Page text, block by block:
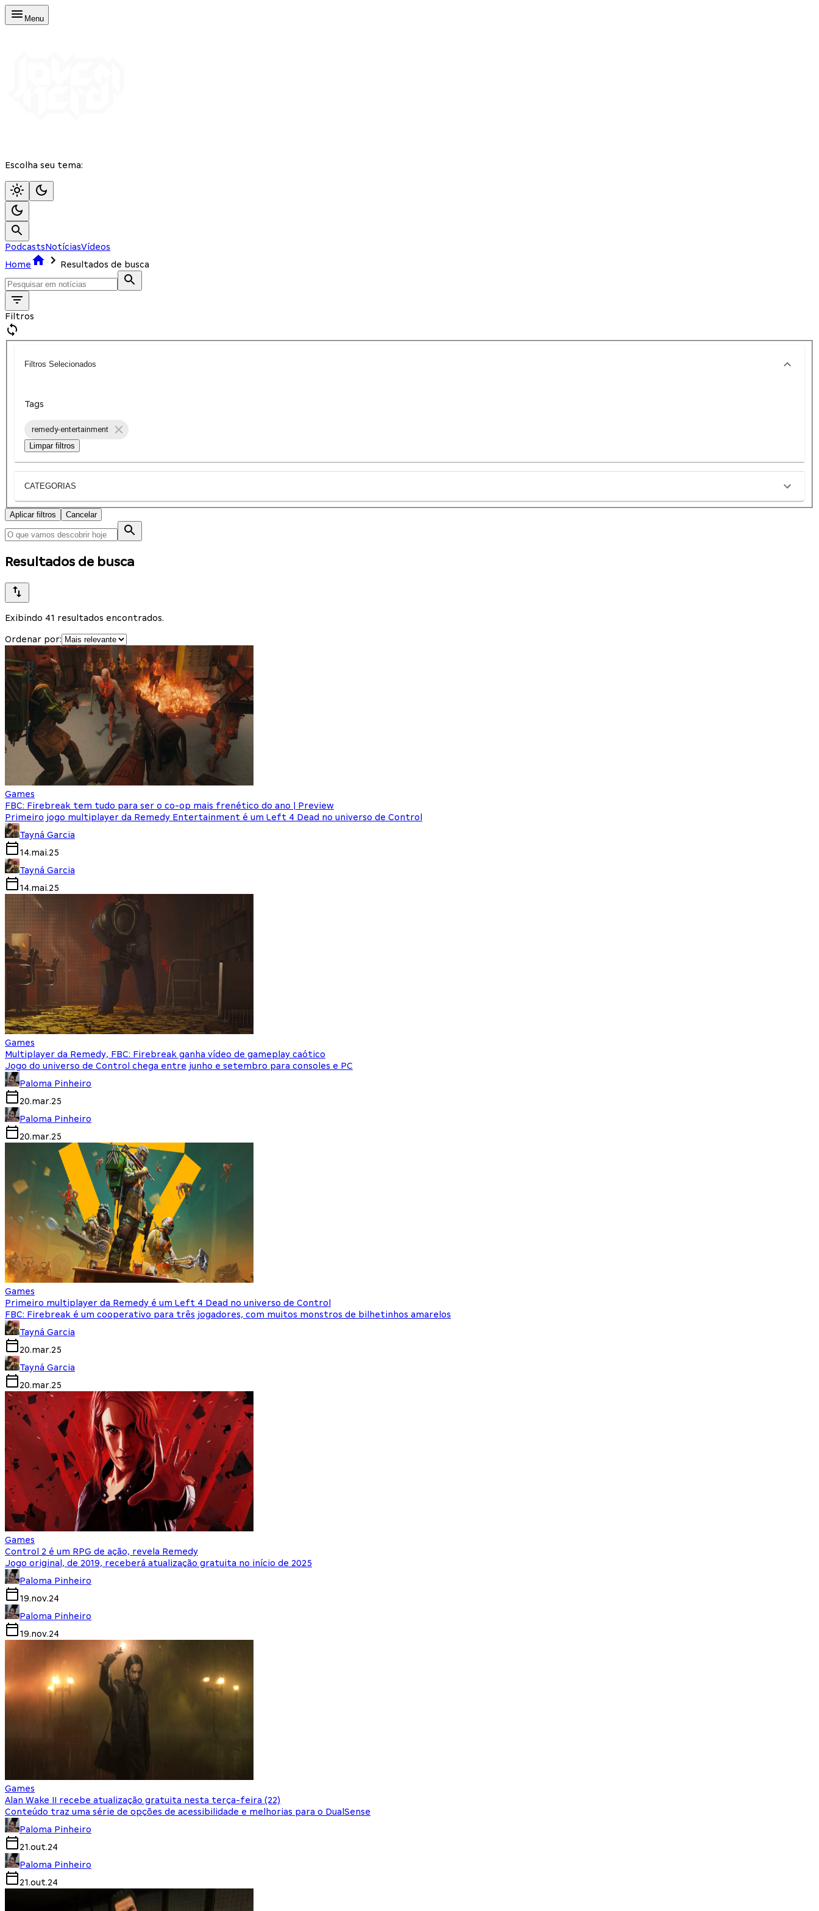
Menu
Escolha seu tema:
PodcastsNotíciasVídeos
Home
Resultados de busca
Filtros
Filtros Selecionados
Tags
remedy-entertainment
Limpar filtros
CATEGORIAS
Aplicar filtros Cancelar
Resultados de busca
Exibindo 41 resultados encontrados.
Ordenar por:
Games
FBC: Firebreak tem tudo para ser o co-op mais frenético do ano | Preview
Primeiro jogo multiplayer da Remedy Entertainment é um Left 4 Dead no universo de Control
Tayná Garcia
14.mai.25
Tayná Garcia
14.mai.25
Games
Multiplayer da Remedy, FBC: Firebreak ganha vídeo de gameplay caótico
Jogo do universo de Control chega entre junho e setembro para consoles e PC
Paloma Pinheiro
20.mar.25
Paloma Pinheiro
20.mar.25
Games
Primeiro multiplayer da Remedy é um Left 4 Dead no universo de Control
FBC: Firebreak é um cooperativo para três jogadores, com muitos monstros de bilhetinhos amarelos
Tayná Garcia
20.mar.25
Tayná Garcia
20.mar.25
Games
Control 2 é um RPG de ação, revela Remedy
Jogo original, de 2019, receberá atualização gratuita no início de 2025
Paloma Pinheiro
19.nov.24
Paloma Pinheiro
19.nov.24
Games
Alan Wake II recebe atualização gratuita nesta terça-feira (22)
Conteúdo traz uma série de opções de acessibilidade e melhorias para o DualSense
Paloma Pinheiro
21.out.24
Paloma Pinheiro
21.out.24